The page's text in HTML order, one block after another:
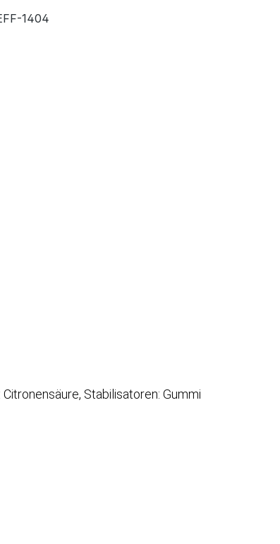
1404
Stabilisatoren: Gummi